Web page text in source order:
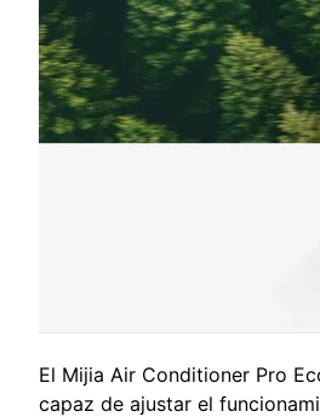
El Mijia Air Conditioner Pro
capaz de ajustar el